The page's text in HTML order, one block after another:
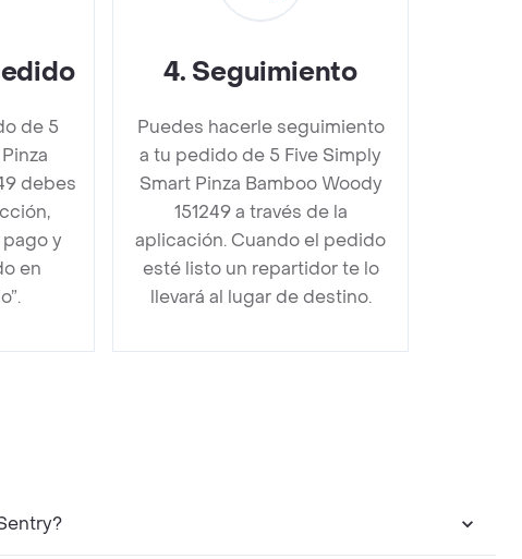
de 5
debes
y
en
4. Seguimiento
Puedes hacerle seguimiento
a tu pedido de 5 Five Simply
Smart Pinza Bamboo Woody
151249 a través de la
aplicación. Cuando el pedido
esté listo un repartidor te lo
llevará al lugar de destino.